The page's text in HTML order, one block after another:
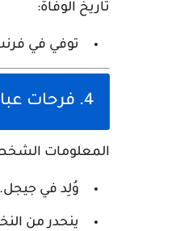
تاريخ الوفاة:
توفي في فرنسا
4. فرحات عباس (1899- 1985)
المعلومات
وُلِد في جيجل.
ينحدر من